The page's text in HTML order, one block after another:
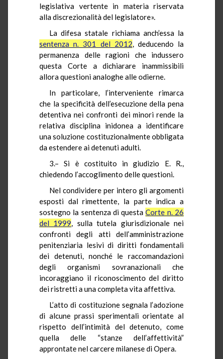
legislativa vertente in materia riservata
alla discrezionalità del legislatore».
La difesa statale richiama anch’essa la
sentenza n. 301 del 2012, deducendo la
permanenza delle ragioni che indussero
questa Corte a dichiarare inammissibili
allora questioni analoghe alle odierne.
In particolare, l’interveniente rimarca
che la specificità dell’esecuzione della pena
detentiva nei confronti dei minori rende la
relativa disciplina inidonea a identificare
una soluzione costituzionalmente obbligata
da estendere ai detenuti adulti.
3.– Si è costituito in giudizio E. R.,
chiedendo l’accoglimento delle questioni.
Nel condividere per intero gli argomenti
esposti dal rimettente, la parte indica a
sostegno la sentenza di questaCorte n. 26
del 1999, sulla tutela giurisdizionale nei
confronti degli atti dell’amministrazione
penitenziaria lesivi di diritti fondamentali
dei detenuti, nonché le raccomandazioni
degli organismi sovranazionali che
incoraggiano il riconoscimento del diritto
dei ristretti a una completa vita affettiva.
L’atto di costituzione segnala l’adozione
di alcune prassi sperimentali orientate al
rispetto dell’intimità del detenuto, come
quella delle “stanze dell’affettività”
approntate nel carcere milanese di Opera.